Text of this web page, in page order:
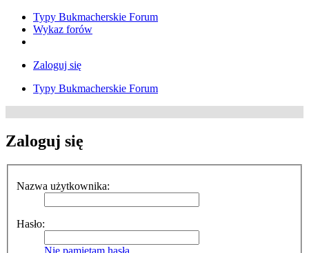
Typy Bukmacherskie Forum
Wykaz forów
Zaloguj się
Typy Bukmacherskie Forum
Zaloguj się
Nazwa użytkownika:
Hasło: